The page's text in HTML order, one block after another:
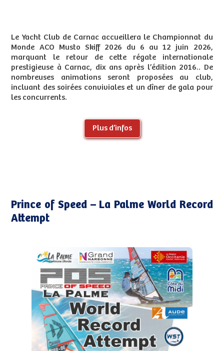
Le Yacht Club de Carnac accueillera le Championnat du
Monde ACO Musto Skiff 2026 du 6 au 12 juin 2026,
marquant le retour de cette régate internationale
prestigieuse à Carnac, dix ans après l’édition 2016.. De
nombreuses animations seront proposées au club,
incluant des soirées conviviales et un dîner de gala pour
les concurrents.
Plus d’infos
Prince of Speed – La Palme World Record
Attempt